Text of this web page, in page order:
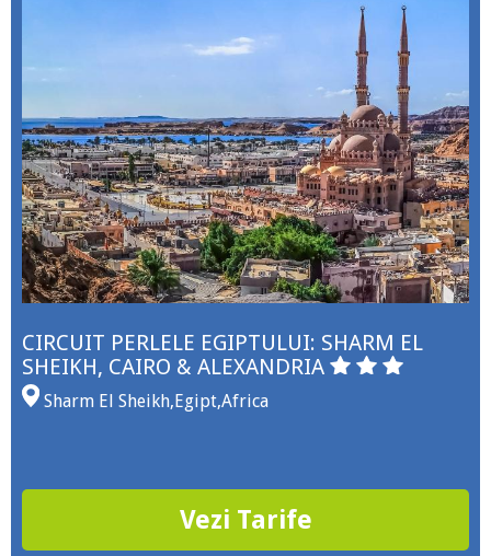
CIRCUIT PERLELE EGIPTULUI: SHARM EL
SHEIKH, CAIRO & ALEXANDRIA
Sharm El Sheikh, Egipt,Africa
Vezi Tarife